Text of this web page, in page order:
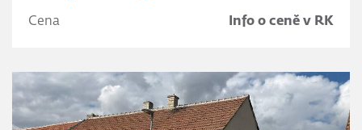
Cena Info o ceně v RK